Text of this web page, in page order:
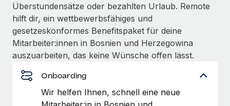
Gründung von Niederlassungen
Schnelle, rechtssichere Gründung von
Niederlassungen
Mühelose Relocation von Mitarbeiter:innen
Benefits
Revolution des Enterprise Contractor
Managements – die Erfolgsgeschichte einer
globalen Content-Agentur mit Remote
Auf einen Blick Erfahre mehr über die unglaubliche
Mehr erfahren
Contractor Management
Steuern
Den Blog erkunden
BLOG
Überstundensätze oder bezahlten Urlaub. Remote
hilft dir, ein wettbewerbsfähiges und
gesetzeskonformes Benefitspaket für deine
Mitarbeiter:innen in Bosnien und Herzegowina
auszuarbeiten, das keine Wünsche offen lässt.
Onboarding
Wir helfen Ihnen, schnell eine neue